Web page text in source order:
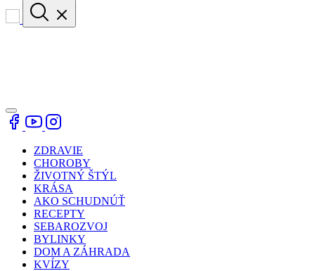
ZDRAVIE
CHOROBY
ŽIVOTNÝ ŠTÝL
KRÁSA
AKO SCHUDNÚŤ
RECEPTY
SEBAROZVOJ
BYLINKY
DOM A ZÁHRADA
KVÍZY